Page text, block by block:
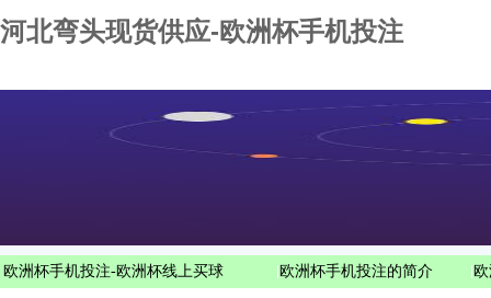
河北弯头现货供应-欧洲杯手机投注
欧洲杯手机投注-欧洲杯线上买球 欧洲杯手机投注的简介